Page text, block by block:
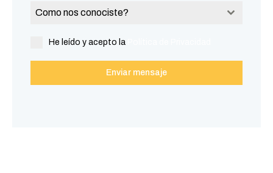
Como nos conociste?
He leído y acepto la
Enviar mensaje